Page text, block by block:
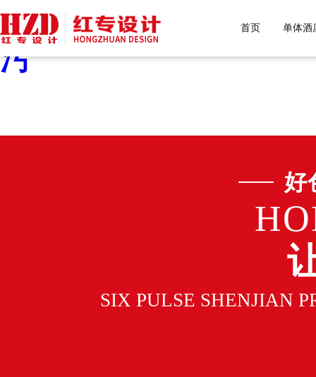
好色先生污下载,好色
污
首页 单体酒
好
SIX PULSE SHENJIAN